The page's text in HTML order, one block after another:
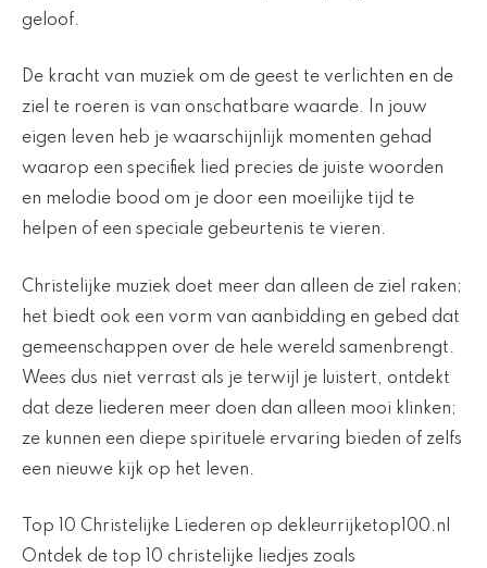
geloof.
De kracht van muziek om de geest te verlichten en de
ziel te roeren is van onschatbare waarde. In jouw
eigen leven heb je waarschijnlijk momenten gehad
waarop een specifiek lied precies de juiste woorden
en melodie bood om je door een moeilijke tijd te
helpen of een speciale gebeurtenis te vieren.
Christelijke muziek doet meer dan alleen de ziel raken;
het biedt ook een vorm van aanbidding en gebed dat
gemeenschappen over de hele wereld samenbrengt.
Wees dus niet verrast als je terwijl je luistert, ontdekt
dat deze liederen meer doen dan alleen mooi klinken;
ze kunnen een diepe spirituele ervaring bieden of zelfs
een nieuwe kijk op het leven.
Top 10 Christelijke Liederen op dekleurrijketop100.nl
Ontdek de top 10 christelijke liedjes zoals